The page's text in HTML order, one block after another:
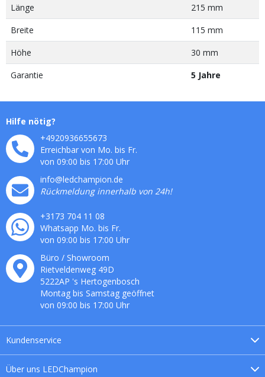
Länge
215 mm
Breite
115 mm
Höhe
30 mm
Garantie
5 Jahre
Über uns LEDChampion
Kundenservice
Hilfe nötig?
+4920936655673
Erreichbar von Mo. bis Fr.
von 09:00 bis 17:00 Uhr
info@ledchampion.de
Rückmeldung innerhalb von 24h!
+3173 704 11 08
Whatsapp Mo. bis Fr.
von 09:00 bis 17:00 Uhr
Büro / Showroom
Rietveldenweg 49D
5222AP 's Hertogenbosch
Montag bis Samstag geöffnet
von 09:00 bis 17:00 Uhr